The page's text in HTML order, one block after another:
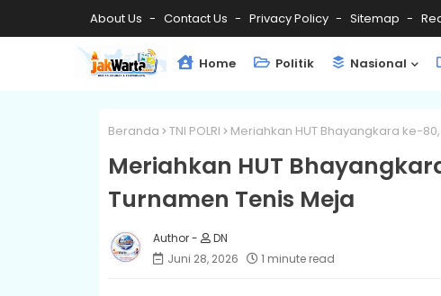
About Us Contact Us Privacy Policy Sitemap
Home Politik Nasional
Beranda TNI POLRI Meriahkan HUT Bhayangkara ke-
Meriahkan HUT
Turnamen Tenis Meja
DN
Juni 28, 2026
1 minute read